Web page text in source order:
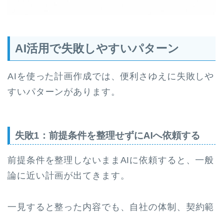
AI活用で失敗しやすいパターン
AIを使った計画作成では、便利さゆえに失敗しや
すいパターンがあります。
失敗1：前提条件を整理せずにAIへ依頼する
前提条件を整理しないままAIに依頼すると、一般
論に近い計画が出てきます。
一見すると整った内容でも、自社の体制、契約範